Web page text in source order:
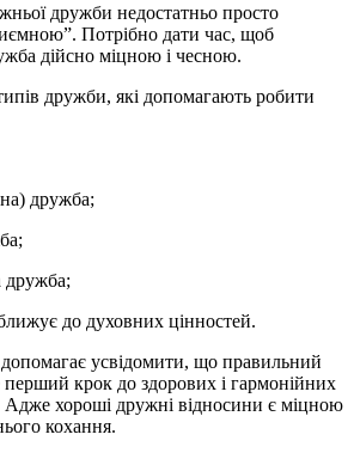
дружби недостатньо просто
Потрібно дати час, щоб
дійсно міцною і чесною.
дружби, які допомагають робити
дружба;
дружба;
до духовних цінностей.
усвідомити, що правильний
крок до здорових і гармонійних
Адже хороші дружні відносини є міцною
кохання.